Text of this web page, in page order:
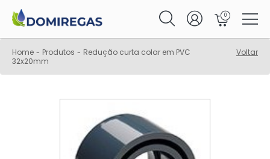
0
Home - Produtos - Redução curta colar em PVC
32x20mm
Voltar